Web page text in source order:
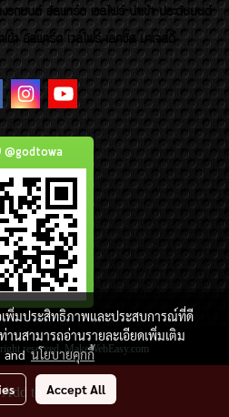
Add to Cart
รถยนต์ อัลพาร์ด เวลไฟร์ นำเข้า ประดับยนต์
ข้า อัลพาร์ด เวลไฟร์ เลกซัส มาเจสตี้
@godtowa
reserved. MakeWebEasy.com
visitor
เพิ่มประสิทธิภาพและประสบการณ์ที่ดี
านสามารถอ่านรายละเอียดเพิ่มเติม
andนโยบายคุกกี้
Accept All